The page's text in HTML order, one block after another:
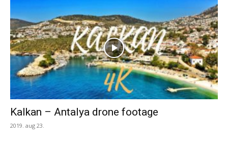
Kalkan – Antalya drone footage
2019. aug 23.